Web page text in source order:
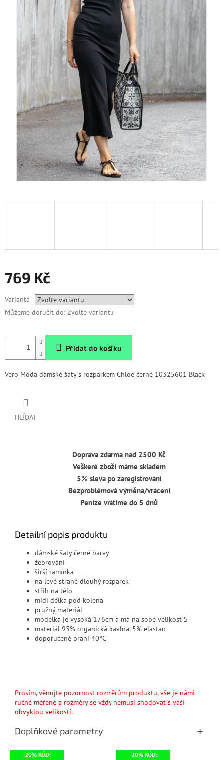
769 Kč
cena:
Varianta
Můžeme doručit do: Zvolte variantu
Přidat do košíku
Vero Moda dámské šaty s rozparkem Chloe černé 10325601 Black
HLÍDAT
Doprava zdarma nad 2500 Kč
Veškeré zboží máme skladem
5% sleva po zaregistrování
Bezproblémová výměna/vrácení
Peníze vrátíme do 5 dnů
Detailní popis produktu
dámské šaty černé barvy
žebrování
širší ramínka
na levé straně dlouhý rozparek
střih na tělo
midi délka pod kolena
pružný materiál
modelka je vysoká 176cm a má na sobě velikost S
materiál 95% organická bavlna, 5% elastan
doporučené praní 40°C
Prosím, věnujte pozornost rozměrům produktu, vše je námi
ručně měřené a rozměry se vždy nemusí shodovat s vaší
obvyklou velikostí.
Doplňkové parametry
-20% KÓD:
-20% KÓD: